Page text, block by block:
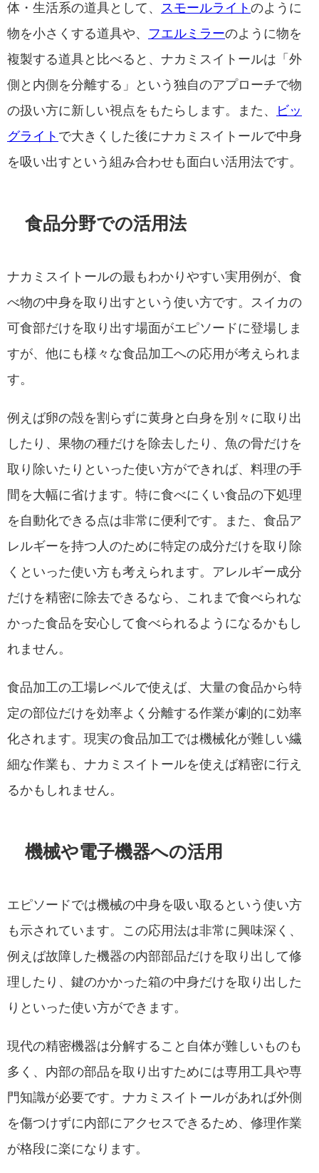
体・生活系の道具として、 スモールライト のように
物を小さくする道具や、
フエルミラーのように物を
複製する道具と比べると、ナカミスイトールは「外
側と内側を分離する」という独自のアプローチで物
の扱い方に新しい視点をもたらします。また、
ビッ
グライト で大きくした後にナカミスイトールで中身
を吸い出すという組み合わせも面白い活用法です。
食品分野での活用法
ナカミスイトールの最もわかりやすい実用例が、食
べ物の中身を取り出すという使い方です。スイカの
可食部だけを取り出す場面がエピソードに登場しま
すが、他にも様々な食品加工への応用が考えられま
す。
例えば卵の殻を割らずに黄身と白身を別々に取り出
したり、果物の種だけを除去したり、魚の骨だけを
取り除いたりといった使い方ができれば、料理の手
間を大幅に省けます。特に食べにくい食品の下処理
を自動化できる点は非常に便利です。また、食品ア
レルギーを持つ人のために特定の成分だけを取り除
くといった使い方も考えられます。アレルギー成分
だけを精密に除去できるなら、これまで食べられな
かった食品を安心して食べられるようになるかもし
れません。
食品加工の工場レベルで使えば、大量の食品から特
定の部位だけを効率よく分離する作業が劇的に効率
化されます。現実の食品加工では機械化が難しい繊
細な作業も、ナカミスイトールを使えば精密に行え
るかもしれません。
機械や電子機器への活用
エピソードでは機械の中身を吸い取るという使い方
も示されています。この応用法は非常に興味深く、
例えば故障した機器の内部部品だけを取り出して修
理したり、鍵のかかった箱の中身だけを取り出した
りといった使い方ができます。
現代の精密機器は分解すること自体が難しいものも
多く、内部の部品を取り出すためには専用工具や専
門知識が必要です。ナカミスイトールがあれば外側
を傷つけずに内部にアクセスできるため、修理作業
が格段に楽になります。